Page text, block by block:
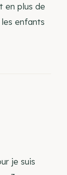
en plus de
enfants
je suis